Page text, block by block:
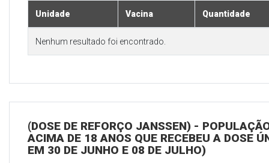
Unidade Vacina Quantidade
Nenhum resultado foi encontrado.
(DOSE DE REFORÇO JANSSEN) -
ACIMA DE 18 ANOS QUE RECEBEU A DOSE
EM 30 DE JUNHO E 08 DE JULHO)